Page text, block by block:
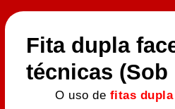
Fita dupla
técnicas (Sob
O uso de fitas dupla